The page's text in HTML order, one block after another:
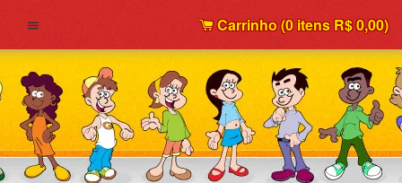
Carrinho (0itensR$ 0,00)